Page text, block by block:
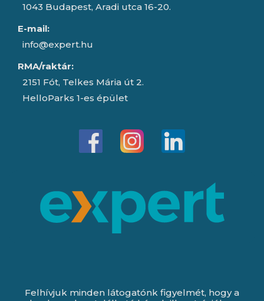
1043 Budapest, Aradi utca 16-20.
E-mail:
info@expert.hu
RMA/raktár:
2151 Fót, Telkes Mária út 2.
HelloParks 1-es épület
Felhívjuk minden látogatónk figyelmét, hogy a